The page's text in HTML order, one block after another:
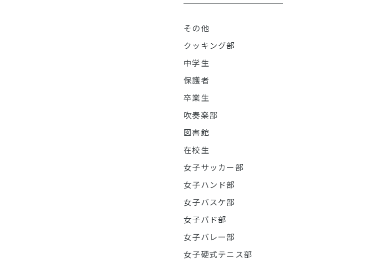
その他
クッキング部
中学生
保護者
卒業生
吹奏楽部
図書館
在校生
女子サッカー部
女子ハンド部
女子バスケ部
女子バド部
女子バレー部
女子硬式テニス部